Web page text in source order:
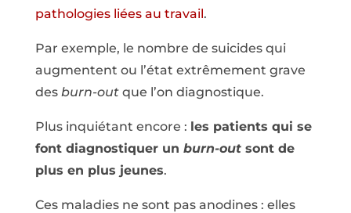
pathologies liées au travail.
Par exemple, le nombre de suicides qui
augmentent ou l’état extrêmement grave
des burn-out que l’on diagnostique.
Plus inquiétant encore : les patients qui se
font diagnostiquer un burn-outsont de
plus en plus jeunes.
Ces maladies ne sont pas anodines : elles